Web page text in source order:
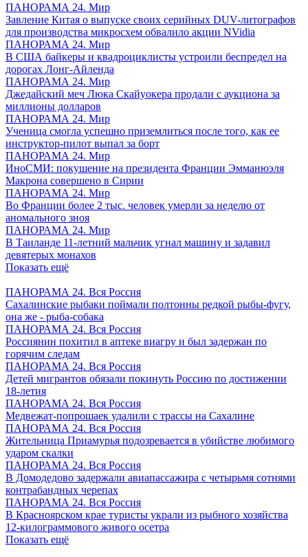
ПАНОРАМА 24. Мир
Завление Китая о выпуске своих серийных DUV-литографов
для производства микросхем обвалило акции NVidia
ПАНОРАМА 24. Мир
В США байкеры и квадроциклисты устроили беспредел на
дорогах Лонг-Айленда
ПАНОРАМА 24. Мир
Джедайский меч Люка Скайуокера продали с аукциона за
миллионы долларов
ПАНОРАМА 24. Мир
Ученица смогла успешно приземлиться после того, как ее
инструктор-пилот выпал за борт
ПАНОРАМА 24. Мир
ИноСМИ: покушение на президента Франции Эмманюэля
Макрона совершено в Сирии
ПАНОРАМА 24. Мир
Во Франции более 2 тыс. человек умерли за неделю от
аномального зноя
ПАНОРАМА 24. Мир
В Таиланде 11-летний мальчик угнал машину и задавил
девятерых монахов
Показать ещё
ПАНОРАМА 24. Вся Россия
Сахалинские рыбаки поймали полтонны редкой рыбы-фугу,
она же - рыба-собака
ПАНОРАМА 24. Вся Россия
Россиянин похитил в аптеке виагру и был задержан по
горячим следам
ПАНОРАМА 24. Вся Россия
Детей мигрантов обязали покинуть Россию по достижении
18-летия
ПАНОРАМА 24. Вся Россия
Медвежат-попрошаек удалили с трассы на Сахалине
ПАНОРАМА 24. Вся Россия
Жительница Приамурья подозревается в убийстве любимого
ударом скалки
ПАНОРАМА 24. Вся Россия
В Домодедово задержали авиапассажира с четырьмя сотнями
контрабандных черепах
ПАНОРАМА 24. Вся Россия
В Красноярском крае туристы украли из рыбного хозяйства
12-килограммового живого осетра
Показать ещё